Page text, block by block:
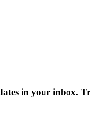
in your inbox.